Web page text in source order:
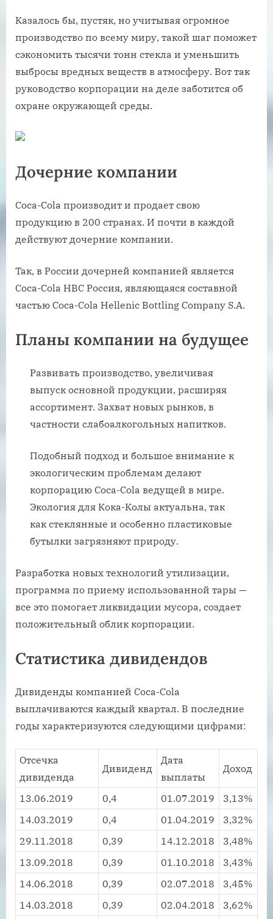
Казалось бы, пустяк, но учитывая огромное
производство по всему миру, такой шаг поможет
сэкономить тысячи тонн стекла и уменьшить
выбросы вредных веществ в атмосферу. Вот так
руководство корпорации на деле заботится об
охране окружающей среды.
Дочерние компании
Coca-Cola производит и продает свою
продукцию в 200 странах. И почти в каждой
действуют дочерние компании.
Так, в России дочерней компанией является
Coca-Cola HBC Россия, являющаяся составной
частью Соса-Cola Hellenic Bottling Company S.A.
Планы компании на будущее
Развивать производство, увеличивая
выпуск основной продукции, расширяя
ассортимент. Захват новых рынков, в
частности слабоалкогольных напитков.
Подобный подход и большое внимание к
экологическим проблемам делают
корпорацию Coca-Cola ведущей в мире.
Экология для Кока-Колы актуальна, так
как стеклянные и особенно пластиковые
бутылки загрязняют природу.
Разработка новых технологий утилизации,
программа по приему использованной тары —
все это помогает ликвидации мусора, создает
положительный облик корпорации.
Статистика дивидендов
Дивиденды компанией Coca-Cola
выплачиваются каждый квартал. В последние
годы характеризуются следующими цифрами:
Отсечка
дивиденда
Дивиденд
Дата
выплаты
Доход
13.06.2019 0,4 01.07.2019
3,13%
14.03.2019
0,4 01.04.2019
3,32%
29.11.2018
0,39 14.12.2018
3,48%
13.09.2018
0,39 01.10.2018
3,43%
14.06.2018
0,39 02.07.2018
3,45%
14.03.2018
0,39 02.04.2018
3,62%